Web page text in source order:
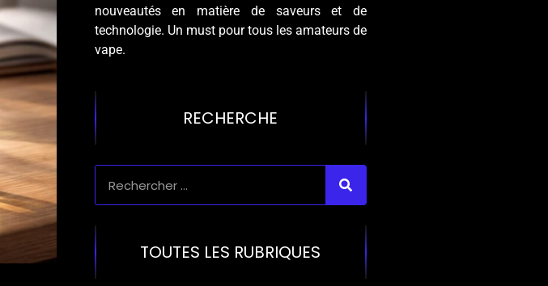
nouveautés en matière de saveurs et de
technologie. Un must pour tous les amateurs de
vape.
RECHERCHE
TOUTES LES RUBRIQUES